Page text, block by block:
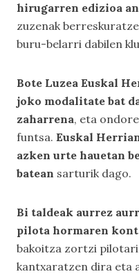
hirugarren edizioa
zuzenak
buru-belarri dabilen
Bote Luzea Euskal
joko modalitate bat
zaharrena, eta
funtsa. Euskal
azken urte hauetan
batean sarturik dago.
Bi taldeak aurrez
pilota hormaren
bakoitza zortzi
kantxaratzen dira eta